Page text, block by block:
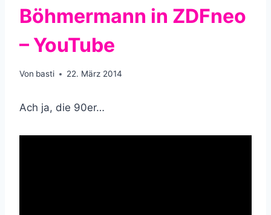
Böhmermann in ZDFneo
– YouTube
Von basti 22. März 2014
Ach ja, die 90er…